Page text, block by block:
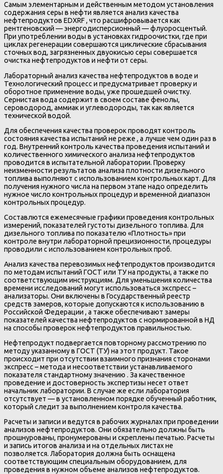
Самым элементарным и действенным методом установления
содержания серы в нефти является анализ качества
нефтепродуктов EDXRF , что расшифровывается как
рентгеновский — энергодисперсионный — флуоросцентый.
При употреблении воды в установках гидроочистки, где при
циклах регенерации совершаются циклические сбрасывания
сточных вод, загрязненных двуокисью серы совершается
очистка нефтепродуктов и нефти от серы.
Лабораторный анализ качества нефтепродуктов в воде и
Технологический процесс и предусматривает проверку и
оборотное применение воды, уже прошедшей очистку.
Сернистая вода содержит в своем составе фенолы,
сероводород, аммиак и углеводороды, так как является
технической водой.
Для обеспечения качества проверок проводят контроль
состояния качества испытаний не реже , а лучше чем один раз в
год. Внутренний контроль качества проведения испытаний и
количественного химического анализа нефтепродуктов
проводится в испытательной лаборатории. Проверку
неизменности результатов анализа плотности дизельного
топлива выполняют с использованием контрольных карт. Для
получения нужного числа на первом этапе надо определить
нужное число контрольных процедур и временной диапазон
контрольных процедур.
Составлются ежемесячные графики проведения контрольных
измерений, показателей густоты дизельного топлива. Для
дизельного топлива по показателю «Плотность» при
контроле внутри лабораторной прецизионности, процедуры
проводили с использованием контрольных проб.
Анализ качества перевозимых нефтепродуктов производится
по методам испытаний ГОСТ или ТУ на продукты, а также по
соответствующим инструкциям. Для уменьшения количества
времени исследований могут использоваться экспресс –
анализаторы. Они включены в Государственный реестр
средств замеров, которые допускаются к использованию в
Российской Федерации , а также обеспечивают замеры
показателей качества нефтепродуктов с нормированной в НД
на способы проверок нефтепродуктов правильностью.
Нефтепродукт подвергается повторному рассмотрению по
методу указанному в ГОСТ (ТУ) на этот продукт. Такое
происходит при отсутствии взаимного признания сторонами
экспресс – метода и несоответствии устанавливаемого
показателя стандартному значению . За качественное
проведение и достоверность экспертизы несет ответ
начальник лаборатории. В случае же если лаборатория
отсутствует — в установленном порядке обученный работник,
который следит за выполнением контроля качества.
Расчеты и записи и ведутся в рабочих журналах при проведении
анализов нефтепродуктов. Они обязательно должны быть
прошнурованы, пронумерованы и скреплены печатью. Расчеты
и запись итогов анализа и на отдельных листах не
позволяется. Лаборатория должна быть оснащена
соответствующим специальным оборудованием, для
проведения в нужном объеме анализов нефтепродуктов.